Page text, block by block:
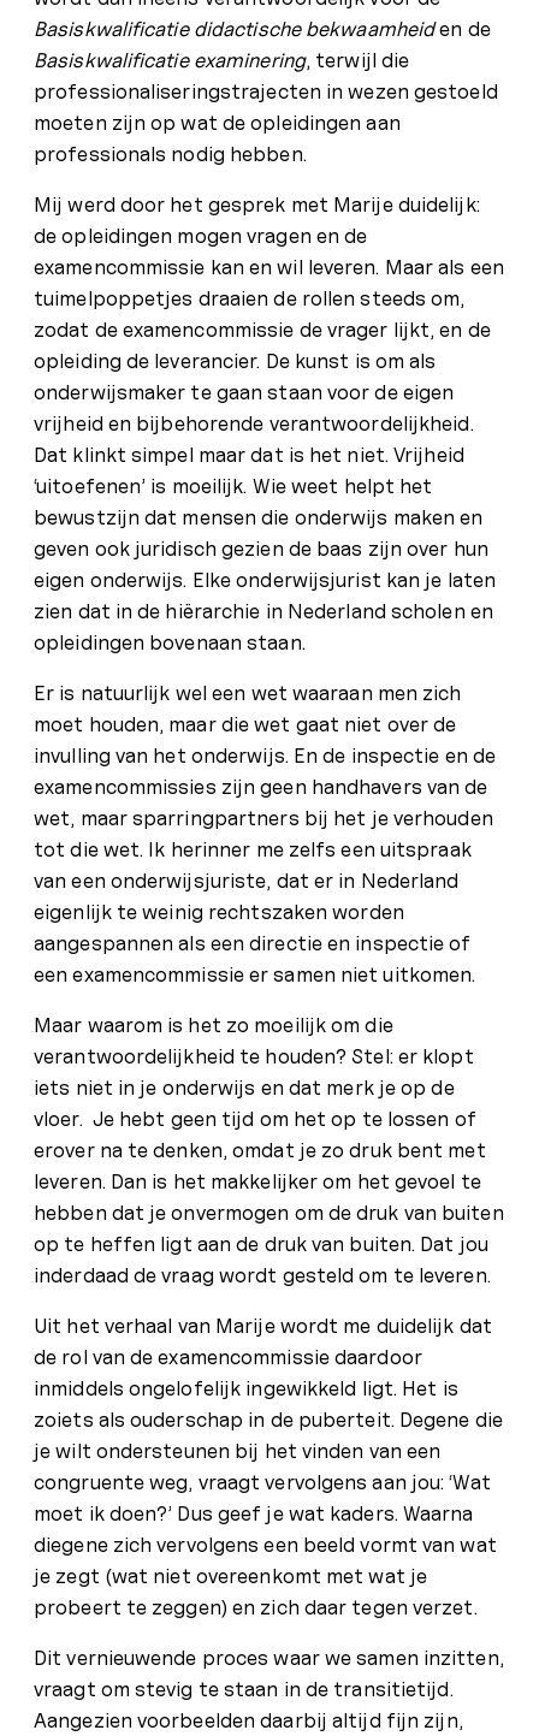
Basiskwalificatie didactische bekwaamheiden de
Basiskwalificatie examinering, terwijl die
professionaliseringstrajecten in wezen gestoeld
moeten zijn op wat de opleidingen aan
professionals nodig hebben.
Mij werd door het gesprek met Marije duidelijk:
de opleidingen mogen vragen en de
examencommissie kan en wil leveren. Maar als een
tuimelpoppetjes draaien de rollen steeds om,
zodat de examencommissie de vrager lijkt, en de
opleiding de leverancier. De kunst is om als
onderwijsmaker te gaan staan voor de eigen
vrijheid en bijbehorende verantwoordelijkheid.
Dat klinkt simpel maar dat is het niet. Vrijheid
‘uitoefenen’ is moeilijk. Wie weet helpt het
bewustzijn dat mensen die onderwijs maken en
geven ook juridisch gezien de baas zijn over hun
eigen onderwijs. Elke onderwijsjurist kan je laten
zien dat in de hiërarchie in Nederland scholen en
opleidingen bovenaan staan.
Er is natuurlijk wel een wet waaraan men zich
moet houden, maar die wet gaat niet over de
invulling van het onderwijs. En de inspectie en de
examencommissies zijn geen handhavers van de
wet, maar sparringpartners bij het je verhouden
tot die wet. Ik herinner me zelfs een uitspraak
van een onderwijsjuriste, dat er in Nederland
eigenlijk te weinig rechtszaken worden
aangespannen als een directie en inspectie of
een examencommissie er samen niet uitkomen.
Maar waarom is het zo moeilijk om die
verantwoordelijkheid te houden? Stel: er klopt
iets niet in je onderwijs en dat merk je op de
vloer. Je hebt geen tijd om het op te lossen of
erover na te denken, omdat je zo druk bent met
leveren. Dan is het makkelijker om het gevoel te
hebben dat je onvermogen om de druk van buiten
op te heffen ligt aan de druk van buiten. Dat jou
inderdaad de vraag wordt gesteld om te leveren.
Uit het verhaal van Marije wordt me duidelijk dat
de rol van de examencommissie daardoor
inmiddels ongelofelijk ingewikkeld ligt. Het is
zoiets als ouderschap in de puberteit. Degene die
je wilt ondersteunen bij het vinden van een
congruente weg, vraagt vervolgens aan jou: ‘Wat
moet ik doen?’ Dus geef je wat kaders. Waarna
diegene zich vervolgens een beeld vormt van wat
je zegt (wat niet overeenkomt met wat je
probeert te zeggen) en zich daar tegen verzet.
Dit vernieuwende proces waar we samen inzitten,
vraagt om stevig te staan in de transitietijd.
Aangezien voorbeelden daarbij altijd fijn zijn,